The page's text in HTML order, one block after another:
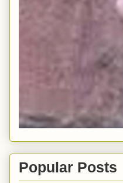
Popular Posts